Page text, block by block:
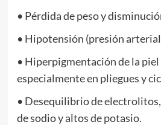
• Pérdida de peso y
• Hipotensión (presión arterial
• Hiperpigmentación de la
especialmente en pliegues y
• Desequilibrio de
de sodio y altos de potasio.